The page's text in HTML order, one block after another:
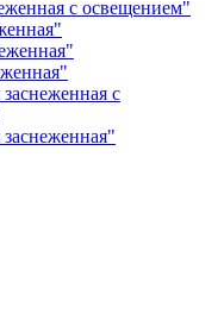
с освещением"
с